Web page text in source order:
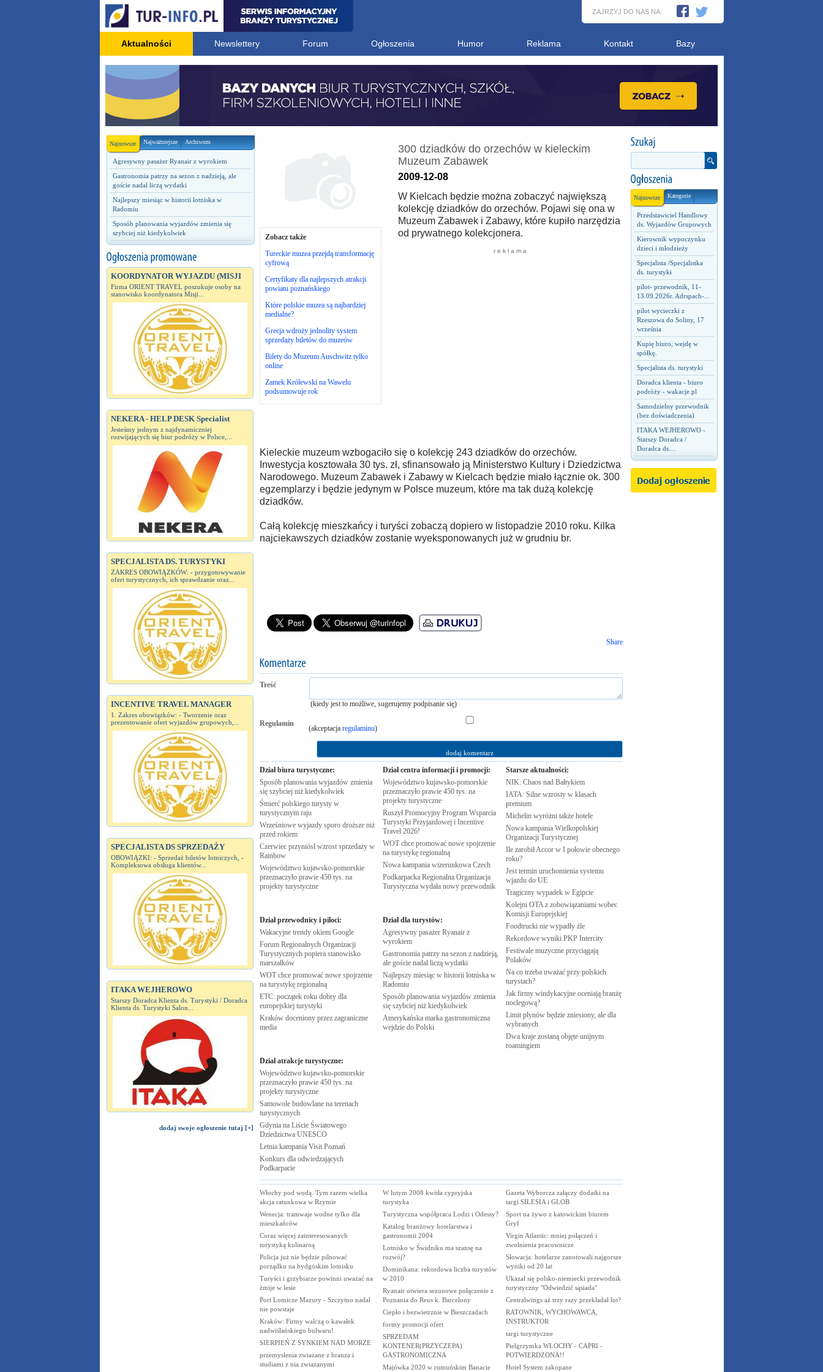
ZAJRZYJ DO NAS NA:
Aktualności Newslettery Forum Ogłoszenia Humor Reklama Kontakt Bazy
Najnowsze Najważniejsze Archiwum
Agresywny pasażer Ryanair z wyrokiem
Gastronomia patrzy na sezon z nadzieją, ale
goście nadal liczą wydatki
Najlepszy miesiąc w historii lotniska w
Radomiu
Sposób planowania wyjazdów zmienia się
szybciej niż kiedykolwiek
KOORDYNATOR WYJAZDU (MISJI
Firma ORIENT TRAVEL poszukuje osoby na
stanowisko koordynatora Misji...
NEKERA - HELP DESK Specialist
Jesteśmy jednym z najdynamiczniej
rozwijających się biur podróży w Polsce,...
SPECJALISTA DS. TURYSTYKI
ZAKRES OBOWIĄZKÓW: - przygotowywanie
ofert turystycznych, ich sprawdzanie oraz...
INCENTIVE TRAVEL MANAGER
1. Zakres obowiązków: - Tworzenie oraz
prezentowanie ofert wyjazdów grupowych,...
SPECJALISTA DS SPRZEDAŻY
OBOWIĄZKI: - Sprzedaż biletów lotniczych, -
Kompleksowa obsługa klientów...
ITAKA WEJHEROWO
Starszy Doradca Klienta ds. Turystyki / Doradca
Klienta ds. Turystyki Salon...
dodaj swoje ogłoszenie tutaj [+]
Najnowsze Kategorie
Przedstawiciel Handlowy
ds. Wyjazdów Grupowych
Kierownik wypoczynku
dzieci i młodzieży
Specjalista /Specjalistka
ds. turystyki
pilot- przewodnik, 11-
13.09.2026r. Adrspach-...
pilot wycieczki z
Rzeszowa do Soliny, 17
września
Kupię biuro, wejdę w
spółkę.
Specjalista ds. turystyki
Doradca klienta - biuro
podróży - wakacje.pl
Samodzielny przewodnik
(bez doświadczenia)
ITAKA WEJHEROWO -
Starszy Doradca /
Doradca ds....
Zobacz także
Tureckie muzea przejdą transformację
cyfrową
Certyfikaty dla najlepszych atrakcji
powiatu poznańskiego
Które polskie muzea są najbardziej
medialne?
Grecja wdroży jednolity system
sprzedaży biletów do muzeów
Bilety do Muzeum Auschwitz tylko
online
Zamek Królewski na Wawelu
podsumowuje rok
300 dziadków do orzechów w kieleckim
Muzeum Zabawek
2009-12-08
W Kielcach będzie można zobaczyć największą
kolekcję dziadków do orzechów. Pojawi się ona w
Muzeum Zabawek i Zabawy, które kupiło narzędzia
od prywatnego kolekcjonera.
r e k l a m a
Kieleckie muzeum wzbogaciło się o kolekcję 243 dziadków do orzechów.
Inwestycja kosztowała 30 tys. zł, sfinansowało ją Ministerstwo Kultury i Dziedzictwa
Narodowego. Muzeum Zabawek i Zabawy w Kielcach będzie miało łącznie ok. 300
egzemplarzy i będzie jedynym w Polsce muzeum, które ma tak dużą kolekcję
dziadków.
Całą kolekcję mieszkańcy i turyści zobaczą dopiero w listopadzie 2010 roku. Kilka
najciekawszych dziadków zostanie wyeksponowanych już w grudniu br.
Share
Treść
(kiedy jest to możliwe, sugerujemy podpisanie się)
Regulamin
(akceptacja regulaminu)
Dział biura turystyczne:
Sposób planowania wyjazdów zmienia
się szybciej niż kiedykolwiek
Śmierć polskiego turysty w
turystycznym raju
Wrześniowe wyjazdy sporo droższe niż
przed rokiem
Czerwiec przyniósł wzrost sprzedaży w
Rainbow
Województwo kujawsko-pomorskie
przeznaczyło prawie 450 tys. na
projekty turystyczne
Dział przewodnicy i piloci:
Wakacyjne trendy okiem Google
Forum Regionalnych Organizacji
Turystycznych popiera stanowisko
marszałków
WOT chce promować nowe spojrzenie
na turystykę regionalną
ETC: początek roku dobry dla
europejskiej turystyki
Kraków doceniony przez zagraniczne
media
Dział atrakcje turystyczne:
Województwo kujawsko-pomorskie
przeznaczyło prawie 450 tys. na
projekty turystyczne
Samowole budowlane na terenach
turystycznych
Gdynia na Liście Światowego
Dziedzictwa UNESCO
Letnia kampania Visit Poznań
Konkurs dla odwiedzających
Podkarpacie
Dział centra informacji i promocji:
Województwo kujawsko-pomorskie
przeznaczyło prawie 450 tys. na
projekty turystyczne
Ruszył Promocyjny Program Wsparcia
Turystyki Przyjazdowej i Incentive
Travel 2026!
WOT chce promować nowe spojrzenie
na turystykę regionalną
Nowa kampania wizerunkowa Czech
Podkarpacka Regionalna Organizacja
Turystyczna wydała nowy przewodnik
Dział dla turystów:
Agresywny pasażer Ryanair z
wyrokiem
Gastronomia patrzy na sezon z nadzieją,
ale goście nadal liczą wydatki
Najlepszy miesiąc w historii lotniska w
Radomiu
Sposób planowania wyjazdów zmienia
się szybciej niż kiedykolwiek
Amerykańska marka gastronomiczna
wejdzie do Polski
Starsze aktualności:
NIK: Chaos nad Bałtykiem
IATA: Silne wzrosty w klasach
premium
Michelin wyróżni także hotele
Nowa kampania Wielkopolskiej
Organizacji Turystycznej
Ile zarobił Accor w I połowie obecnego
roku?
Jest termin uruchomienia systemu
wjazdu do UE
Tragiczny wypadek w Egipcie
Kolejni OTA z zobowiązaniami wobec
Komisji Europejskiej
Foodtrucki nie wypadły źle
Rekordowe wyniki PKP Intercity
Festiwale muzyczne przyciągają
Polaków
Na co trzeba uważać przy polskich
turystach?
Jak firmy windykacyjne oceniają branżę
noclegową?
Limit płynów będzie zniesiony, ale dla
wybranych
Dwa kraje zostaną objęte unijnym
roamingiem
Włochy pod wodą. Tym razem wielka
akcja ratunkowa w Rzymie
Wenecja: tramwaje wodne tylko dla
mieszkańców
Coraz więcej zainteresowanych
turystyką kulinarną
Policja już nie będzie pilnować
porządku na bydgoskim lotnisku
Turyści i grzybiarze powinni uważać na
żmije w lesie
Port Lotnicze Mazury - Szczytno nadal
nie powstaje
Kraków: Firmy walczą o kawałek
nadwiślańskiego bulwaru!
SIERPIEŃ Z SYNKIEM NAD MORZE
przemyslenia zwiazane z branza i
studiami z nia zwiazanymi
W lutym 2008 kwitła cypryjska
turystyka
Turystyczna współpraca Łodzi i Odessy?
Katalog branżowy hotelarstwa i
gastronomii 2004
Lotnisko w Świdniku ma szansę na
rozwój?
Dominikana: rekordowa liczba turystów
w 2010
Ryanair otwiera sezonowe połączenie z
Poznania do Reus k. Barcelony
Ciepło i bezwietrznie w Bieszczadach
formy promocji ofert
SPRZEDAM
KONTENER(PRZYCZEPA)
GASTRONOMICZNA
Majówka 2020 w rumuńskim Banacie
Gazeta Wyborcza załączy dodatki na
targi SILESIA i GLOB
Sport na żywo z katowickim biurem
Gryf
Virgin Atlantic: mniej połączeń i
zwolnienia pracownicze
Słowacja: hotelarze zanotowali najgorsze
wyniki od 20 lat
Ukazał się polsko-niemiecki przewodnik
turystyczny "Odwiedzić sąsiada"
Centralwings aż trzy razy przekładał lot?
RATOWNIK, WYCHOWAWCA,
INSTRUKTOR
targi turystyczne
Pielgrzymka WŁOCHY - CAPRI -
POTWIERDZONA!!
Hotel System zakopane